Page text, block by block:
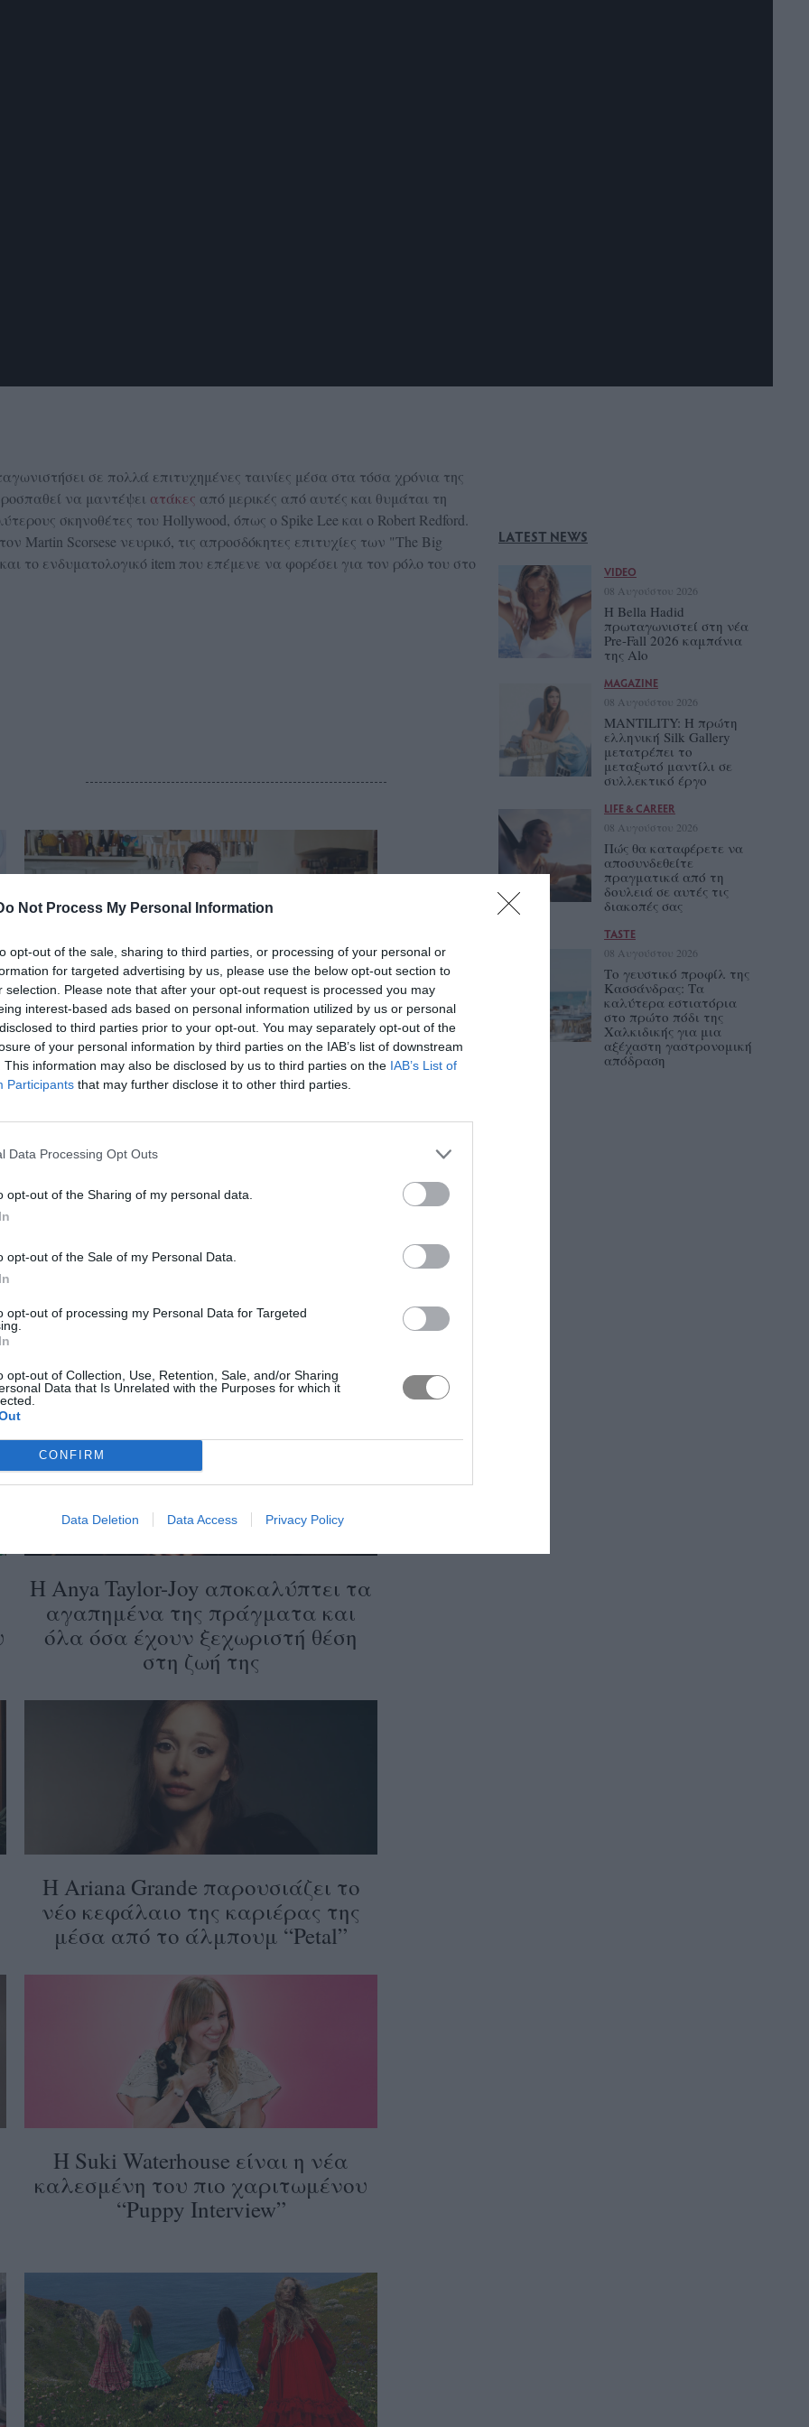
Not Process My Personal Information
opt-out of the sale, sharing to third parties, or processing of your personal or
for targeted advertising by us, please use the below opt-out section to
selection. Please note that after your opt-out request is processed you may
interest-based ads based on personal information utilized by us or personal
to third parties prior to your opt-out. You may separately opt-out of the
of your personal information by third parties on the IAB’s list of downstream
This information may also be disclosed by us to third parties on the IAB’s List of
Participants that may further disclose it to other third parties.
Data Processing Opt Outs
opt-out of the Sharing of my personal data.
opt-out of the Sale of my Personal Data.
opt-out of processing my Personal Data for Targeted
opt-out of Collection, Use, Retention, Sale, and/or Sharing
Data that Is Unrelated with the Purposes for which it
CONFIRM
Data Deletion Data Access Privacy Policy
σε πολλά επιτυχημένες ταινίες μέσα στα τόσα χρόνια της
να μαντέψει ατάκες από μερικές από αυτές και θυμάται τη
σκηνοθέτες του Hollywood, όπως ο Spike Lee και ο Robert Redford.
Martin Scorsese νευρικό, τις απροσδόκητες επιτυχίες των "The Big
το ενδυματολογικό item που επέμενε να φορέσει για τον ρόλο του στο
Οι ιδανικές συνταγές για να
μαγειρέψετε τον Αύγουστο
σύμφωνα με τον Jamie Oliver
συλλογή Fall Winter 2026
γυναικείας ταυτότητας
Η Anya Taylor-Joy αποκαλύπτει τα
αγαπημένα της πράγματα και
όλα όσα έχουν ξεχωριστή θέση
στη ζωή της
Η Ariana Grande παρουσιάζει το
νέο κεφάλαιο της καριέρας της
μέσα από το άλμπουμ “Petal”
Η Suki Waterhouse είναι η νέα
καλεσμένη του πιο χαριτωμένου
“Puppy Interview”
LATEST NEWS
VIDEO
08 Αυγούστου 2026
Η Bella Hadid
πρωταγωνιστεί στη νέα
Pre-Fall 2026 καμπάνια
της Alo
MAGAZINE
08 Αυγούστου 2026
MANTILITY: Η πρώτη
ελληνική Silk Gallery
μετατρέπει το
μεταξωτό μαντίλι σε
συλλεκτικό έργο
LIFE & CAREER
08 Αυγούστου 2026
Πώς θα καταφέρετε να
αποσυνδεθείτε
πραγματικά από τη
δουλειά σε αυτές τις
διακοπές σας
TASTE
08 Αυγούστου 2026
Το γευστικό προφίλ της
Κασσάνδρας: Τα
καλύτερα εστιατόρια
στο πρώτο πόδι της
Χαλκιδικής για μια
αξέχαστη γαστρονομική
απόδραση